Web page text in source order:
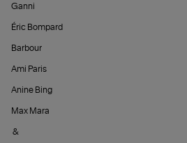
Ganni
Éric Bompard
Barbour
Ami Paris
Anine Bing
Max Mara
&